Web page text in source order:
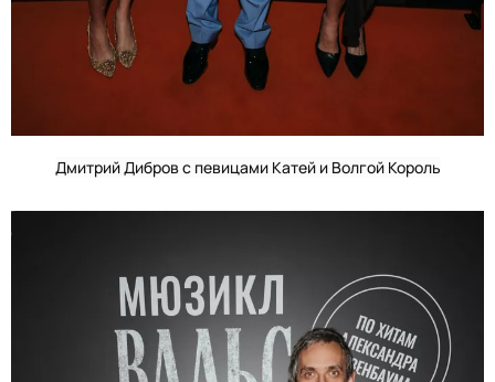
Дмитрий Дибров с певицами Катей и Волгой Король